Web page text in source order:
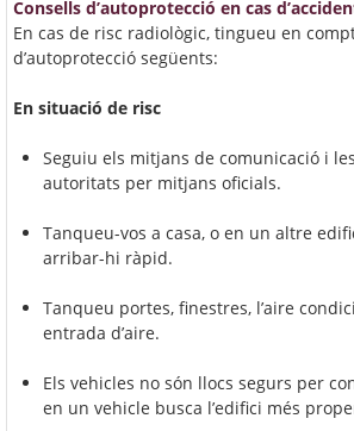
Consells d’autoprotecció en cas
En cas de risc radiològic, tingueu en
d’autoprotecció següents:
En situació de risc
Seguiu els mitjans de comunicació i
autoritats per mitjans oficials.
Tanqueu-vos a casa, o en un altre
arribar-hi ràpid.
Tanqueu portes, finestres, l’aire
entrada d’aire.
Els vehicles no són llocs segurs per
en un vehicle busca l’edifici més